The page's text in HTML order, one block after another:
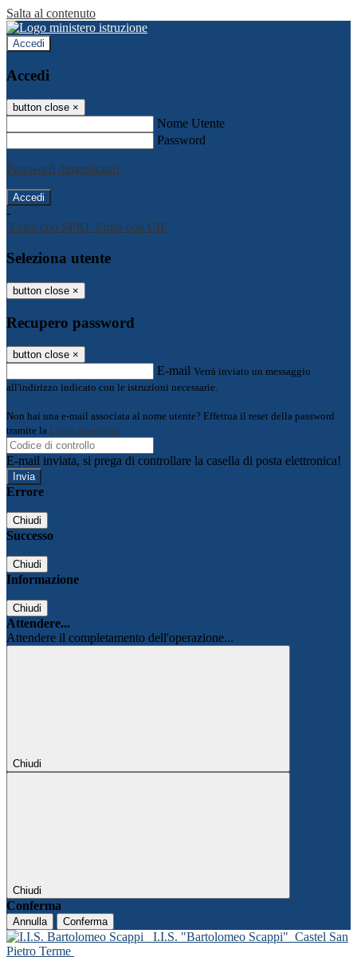
Salta al contenuto
Accedi
Accedi
button close ×
Nome Utente
Password
Password dimenticata?
-
Entra con SPID Entra con CIE
Seleziona utente
button close ×
Recupero password
button close ×
E-mail Verrà inviato un messaggio
all'indirizzo indicato con le istruzioni necessarie.
Non hai una e-mail associata al nome utente? Effettua il reset della password
tramite la Login Spaggiari
E-mail inviata, si prega di controllare la casella di posta elettronica!
Errore
Chiudi
Successo
Chiudi
Informazione
Chiudi
Attendere...
Attendere il completamento dell'operazione...
Chiudi
Chiudi
Conferma
Annulla Conferma
I.I.S. "Bartolomeo Scappi" Castel San
Pietro Terme